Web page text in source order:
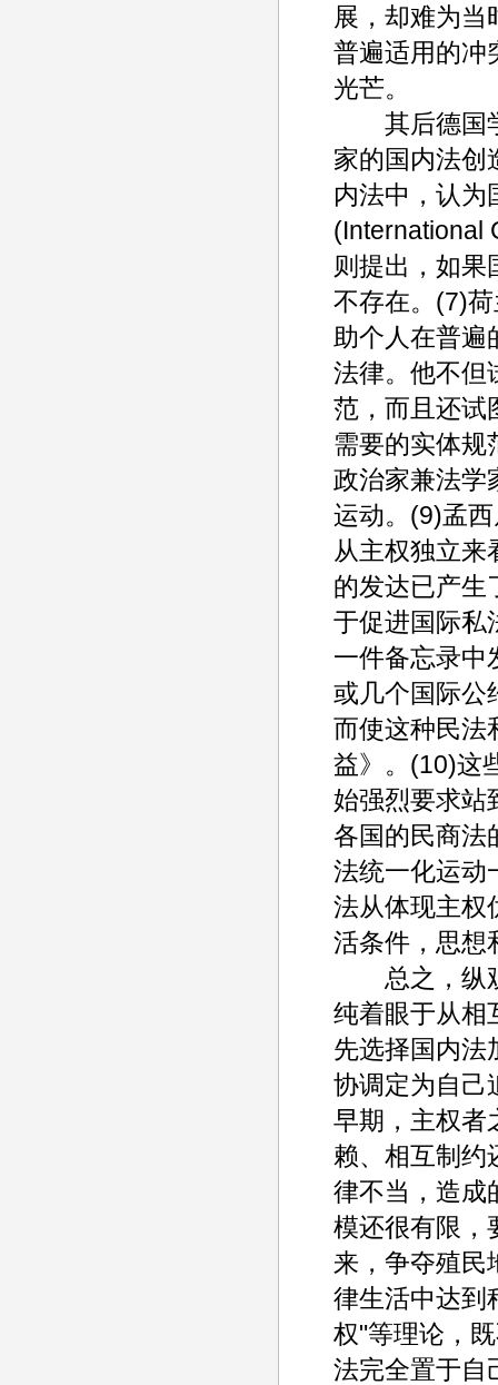
展，却难为
普遍适用的冲
光芒。
其后德国学
家的国内法创
内法中，认为
(International
则提出，如果
不存在。(7)
助个人在普遍
法律。他不但
范，而且还试
需要的实体规
政治家兼法学
运动。(9)孟
从主权独立来
的发达已产生
于促进国际私
一件备忘录中
或几个国际公
而使这种民法
益》。(10)这
始强烈要求站
各国的民商法
法统一化运动
法从体现主权
活条件，思想
总之，纵观
纯着眼于从相
先选择国内法
协调定为自己
早期，主权者
赖、相互制约
律不当，造成
模还很有限，
来，争夺殖民
律生活中达到
权"等理论，
法完全置于自